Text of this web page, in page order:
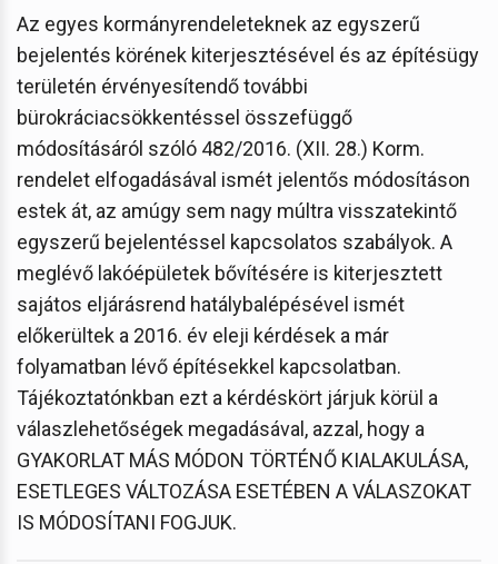
Az egyes kormányrendeleteknek az egyszerű
bejelentés körének kiterjesztésével és az építésügy
területén érvényesítendő további
bürokráciacsökkentéssel összefüggő
módosításáról szóló 482/2016. (XII. 28.) Korm.
rendelet elfogadásával ismét jelentős módosításon
estek át, az amúgy sem nagy múltra visszatekintő
egyszerű bejelentéssel kapcsolatos szabályok. A
meglévő lakóépületek bővítésére is kiterjesztett
sajátos eljárásrend hatálybalépésével ismét
előkerültek a 2016. év eleji kérdések a már
folyamatban lévő építésekkel kapcsolatban.
Tájékoztatónkban ezt a kérdéskört járjuk körül a
válaszlehetőségek megadásával, azzal, hogy a
GYAKORLAT MÁS MÓDON TÖRTÉNŐ KIALAKULÁSA,
ESETLEGES VÁLTOZÁSA ESETÉBEN A VÁLASZOKAT
IS MÓDOSÍTANI FOGJUK.